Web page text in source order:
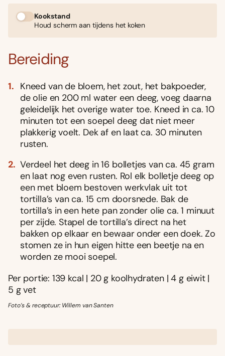
Kookstand
Houd scherm aan tijdens het koken
Bereiding
Kneed van de bloem, het zout, het bakpoeder,
de olie en 200 ml water een deeg, voeg daarna
geleidelijk het overige water toe. Kneed in ca. 10
minuten tot een soepel deeg dat niet meer
plakkerig voelt. Dek af en laat ca. 30 minuten
rusten.
Verdeel het deeg in 16 bolletjes van ca. 45 gram
en laat nog even rusten. Rol elk bolletje deeg op
een met bloem bestoven werkvlak uit tot
tortilla’s van ca. 15 cm doorsnede. Bak de
tortilla’s in een hete pan zonder olie ca. 1 minuut
per zijde. Stapel de tortilla’s direct na het
bakken op elkaar en bewaar onder een doek. Zo
stomen ze in hun eigen hitte een beetje na en
worden ze mooi soepel.
Per portie: 139 kcal | 20 g koolhydraten | 4 g eiwit |
5 g vet
Foto’s & receptuur: Willem van Santen